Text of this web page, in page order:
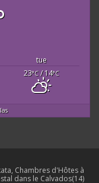
tue
23°C/ 14°C
Chambres d'Hôtes à
dans le Calvados(14)